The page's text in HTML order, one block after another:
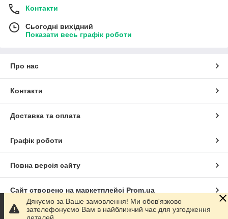
Контакти
Сьогодні вихідний
Показати весь графік роботи
Про нас
Контакти
Доставка та оплата
Графік роботи
Повна версія сайту
Сайт створено на маркетплейсі Prom.ua
Політика конфіденційності
Дякуємо за Ваше замовлення! Ми обов'язково
зателефонуємо Вам в найближчий час для узгодження